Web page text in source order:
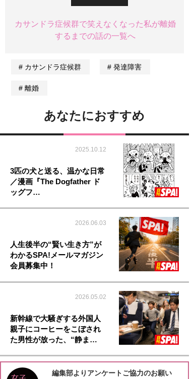
カサンドラ症候群で笑えなくなった私が離婚
するまでの話の一覧へ
カサンドラ症候群 発達障害
離婚
あなたにおすすめ
2025.10.12
3匹の犬と送る、温かな日常
／漫画『The Dogfather ド
ッグフ…
2026.06.03
人生後半の“賢い生き方”が
わかるSPA!メールマガジン
会員募集中！
2026.05.02
新幹線で大騒ぎする外国人
親子にコーヒーをこぼされ
た男性が放った、“静ま…